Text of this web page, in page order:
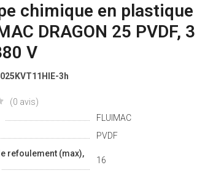
chimique en plastique
DRAGON 25 PVDF, 3
V
3h
(0 avis)
FLUIMAC
PVDF
refoulement (max),
16